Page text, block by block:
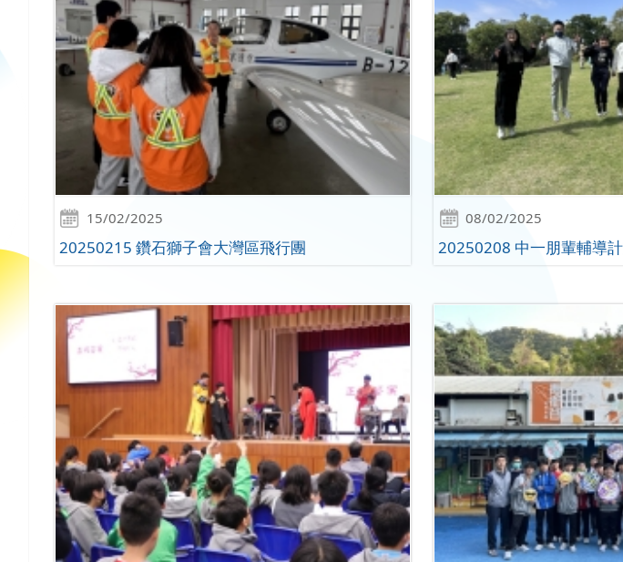
15/02/2025
20250215 鑽石獅子會大灣區飛行團
08/02/2025
20250208 中一朋輩輔導